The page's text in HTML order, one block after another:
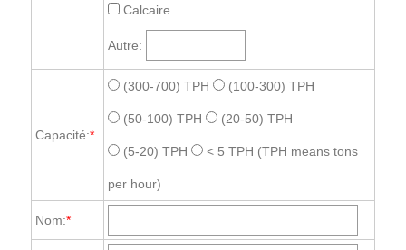
Calcaire
Autre:
Capacité:*
(300-700) TPH (100-300) TPH
(50-100) TPH (20-50) TPH
(5-20) TPH < 5 TPH (TPH means tons
per hour)
Nom:*